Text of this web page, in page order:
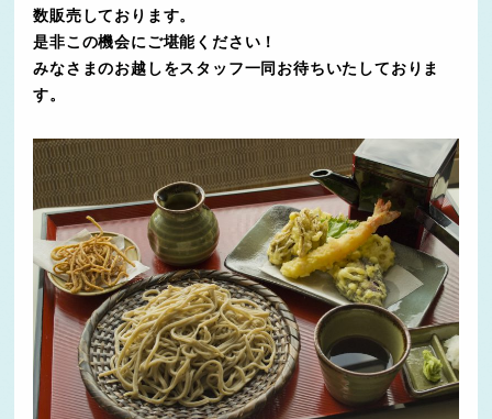
数販売しております。
是非この機会にご堪能ください！
みなさまのお越しをスタッフ一同お待ちいたしておりま
す。